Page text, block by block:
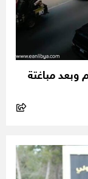
وبعد مباغتة